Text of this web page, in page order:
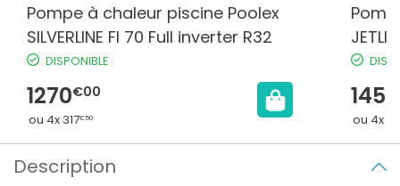
Pompe à chaleur piscine Poolex
SILVERLINE FI 70 Full inverter R32
DISPONIBLE
1270€00
ou 4x 317€50
1459
ou 4x
Description